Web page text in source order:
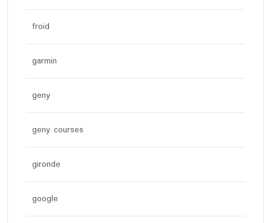
froid
garmin
geny
geny courses
gironde
google